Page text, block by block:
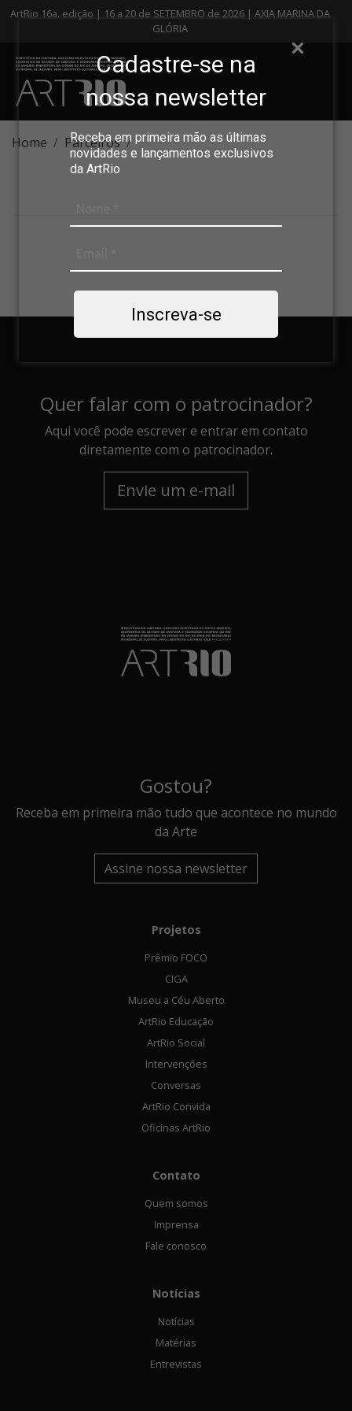
Cadastre-se na
nossa newsletter
Receba em primeira mão as últimas
novidades e lançamentos exclusivos
da ArtRio
Inscreva-se
ArtRio 16a. edição | 16 a 20 de SETEMBRO de 2026 | AXIA MARINA DA
GLÓRIA
Home Parceiros
Quer falar com o patrocinador?
Aqui você pode escrever e entrar em contato
diretamente com o patrocinador.
Envie um e-mail
Gostou?
Receba em primeira mão tudo que acontece no mundo
da Arte
Assine nossa newsletter
Projetos
Prêmio FOCO
CIGA
Museu a Céu Aberto
ArtRio Educação
ArtRio Social
Intervenções
Conversas
ArtRio Convida
Oficinas ArtRio
Contato
Quem somos
Imprensa
Fale conosco
Notícias
Notícias
Matérias
Entrevistas